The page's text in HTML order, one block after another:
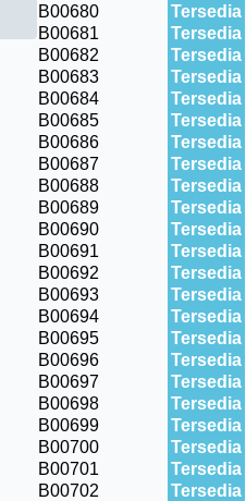
B00680
Tersedia
B00681
Tersedia
B00682
Tersedia
B00683
Tersedia
B00684
Tersedia
B00685
Tersedia
B00686
Tersedia
B00687
Tersedia
B00688
Tersedia
B00689
Tersedia
B00690
Tersedia
B00691
Tersedia
B00692
Tersedia
B00693
Tersedia
B00694
Tersedia
B00695
Tersedia
B00696
Tersedia
B00697
Tersedia
B00698
Tersedia
B00699
Tersedia
B00700
Tersedia
B00701
Tersedia
B00702
Tersedia